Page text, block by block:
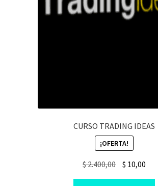
CURSO TRADING IDEAS
¡OFERTA!
$2.400,00
Original
$ 10,00